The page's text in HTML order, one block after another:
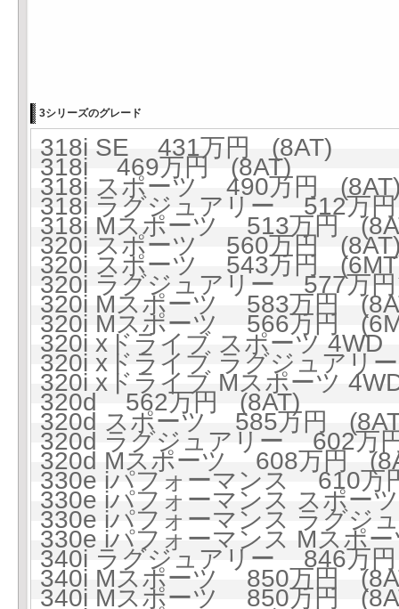
3シリーズのグレード
318i SE 431万円 (8AT)
318i 469万円 (8AT)
318i スポーツ 490万円
318i ラグジュアリー 512万
318i Mスポーツ 513万円
320i スポーツ 560万円
320i スポーツ 543万円
320i ラグジュアリー 577万
320i Mスポーツ 583万円
320i Mスポーツ 566万円
320i xドライブ スポーツ
320i xドライブ ラグジュア
320i xドライブ Mスポーツ
320d 562万円 (8AT)
320d スポーツ 585万円
320d ラグジュアリー 602万
320d Mスポーツ 608万円
330e iパフォーマンス 610万
330e iパフォーマンス スポ
330e iパフォーマンス ラグ
330e iパフォーマンス Mスポ
340i ラグジュアリー 846万
340i Mスポーツ 850万円
340i Mスポーツ 850万円